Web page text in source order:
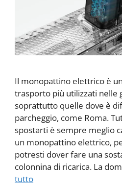
Il monopattino elettrico è
trasporto più utilizzati nelle
soprattutto quelle dove è
parcheggio, come Roma.
spostarti è sempre meglio
un monopattino elettrico,
potresti dover fare una
colonnina di ricarica. La
tutto